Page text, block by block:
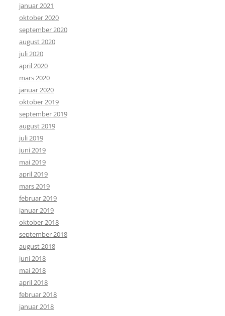
januar 2021
oktober 2020
september 2020
august 2020
juli 2020
april 2020
mars 2020
januar 2020
oktober 2019
september 2019
august 2019
juli 2019
juni 2019
mai 2019
april 2019
mars 2019
februar 2019
januar 2019
oktober 2018
september 2018
august 2018
juni 2018
mai 2018
april 2018
februar 2018
januar 2018